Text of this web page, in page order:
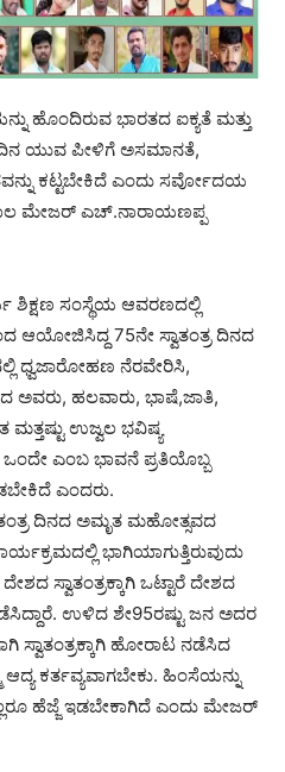
ಹೊಂದಿರುವ ಭಾರತದ ಐಕ್ಯತೆ ಮತ್ತು
ಯುವ ಪೀಳಿಗೆ ಅಸಮಾನತೆ,
ಕಟ್ಟಬೇಕಿದೆ ಎಂದು ಸರ್ವೋದಯ
ಮೇಜರ್ ಎಚ್.ನಾರಾಯಣಪ್ಪ
ಸಂಸ್ಥೆಯ ಆವರಣದಲ್ಲಿ
75ನೇ ಸ್ವಾತಂತ್ರ ದಿನದ
ಧ್ವಜಾರೋಹಣ ನೆರವೇರಿಸಿ,
ಅವರು, ಹಲವಾರು, ಭಾಷೆ,ಜಾತಿ,
ಉಜ್ವಲ ಭವಿಷ್ಯ
ಎಂಬ ಭಾವನೆ ಪ್ರತಿಯೊಬ್ಬ
ಎಂದರು.
ದಿನದ ಅಮೃತ ಮಹೋತ್ಸವದ
ಭಾಗಿಯಾಗುತ್ತಿರುವುದು
ಸ್ವಾತಂತ್ರಕ್ಕಾಗಿ ಒಟ್ಟಾರೆ ದೇಶದ
ಉಳಿದ ಶೇ95ರಷ್ಟು ಜನ ಅದರ
ಸ್ವಾತಂತ್ರಕ್ಕಾಗಿ ಹೋರಾಟ ನಡೆಸಿದ
ಕರ್ತವ್ಯವಾಗಬೇಕು. ಹಿಂಸೆಯನ್ನು
ಹೆಜ್ಜೆ ಇಡಬೇಕಾಗಿದೆ ಎಂದು ಮೇಜರ್